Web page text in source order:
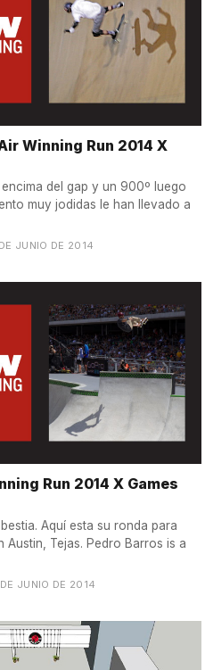
Winning Run 2014 X
del gap y un 900º luego
muy jodidas le han llevado a
JUNIO DE 2014
Run 2014 X Games
Aquí esta su ronda para
Pedro Barros is a
JUNIO DE 2014